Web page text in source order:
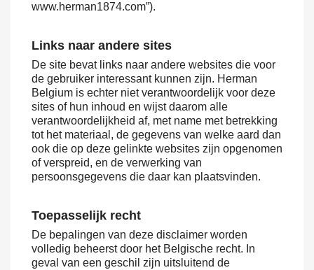
www.herman1874.com”).
Links naar andere sites
De site bevat links naar andere websites die voor
de gebruiker interessant kunnen zijn. Herman
Belgium is echter niet verantwoordelijk voor deze
sites of hun inhoud en wijst daarom alle
verantwoordelijkheid af, met name met betrekking
tot het materiaal, de gegevens van welke aard dan
ook die op deze gelinkte websites zijn opgenomen
of verspreid, en de verwerking van
persoonsgegevens die daar kan plaatsvinden.
Toepasselijk recht
De bepalingen van deze disclaimer worden
volledig beheerst door het Belgische recht. In
geval van een geschil zijn uitsluitend de